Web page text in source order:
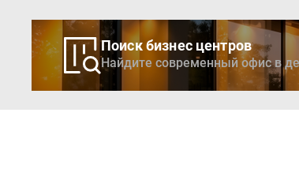
Поиск бизнес центров
Найдите современный офис в